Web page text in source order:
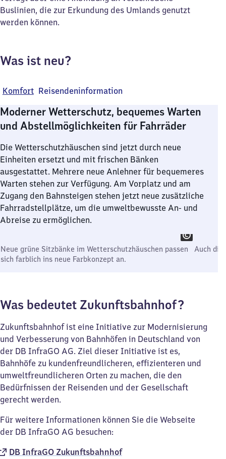
Buslinien, die zur Erkundung des Umlands genutzt
werden können.
Was ist neu?
Komfort Reisendeninformation
Moderner Wetterschutz, bequemes Warten
und Abstellmöglichkeiten für Fahrräder
Die Wetterschutzhäuschen sind jetzt durch neue
Einheiten ersetzt und mit frischen Bänken
ausgestattet. Mehrere neue Anlehner für bequemeres
Warten stehen zur Verfügung. Am Vorplatz und am
Zugang den Bahnsteigen stehen jetzt neue zusätzliche
Fahrradstellplätze, um die umweltbewusste An- und
Abreise zu ermöglichen.
Neue grüne Sitzbänke im Wetterschutzhäuschen passen
sich farblich ins neue Farbkonzept an.
Auch die
Was bedeutet Zukunftsbahnhof?
Zukunftsbahnhof ist eine Initiative zur Modernisierung
und Verbesserung von Bahnhöfen in Deutschland von
der DB InfraGO AG. Ziel dieser Initiative ist es,
Bahnhöfe zu kundenfreundlicheren, effizienteren und
umweltfreundlicheren Orten zu machen, die den
Bedürfnissen der Reisenden und der Gesellschaft
gerecht werden.
Für weitere Informationen können Sie die Webseite
der DB InfraGO AG besuchen:
DB InfraGO Zukunftsbahnhof​